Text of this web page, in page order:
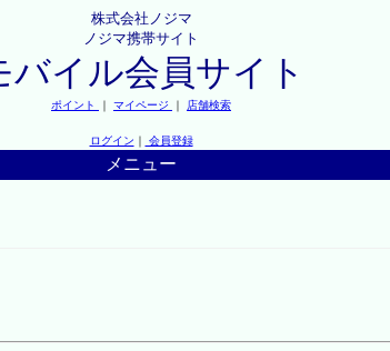
株式会社ノジマ
ノジマ携帯サイト
バイル会員サイト
ポイント ｜ マイページ ｜ 店舗検索
ログイン ｜ 会員登録
メニュー